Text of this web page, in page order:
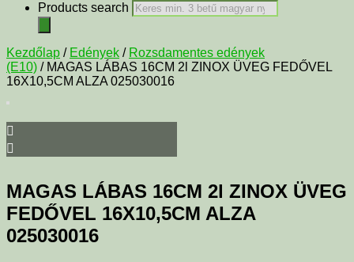
Products search
Kezdőlap / Edények / Rozsdamentes edények
(E10) / MAGAS LÁBAS 16CM 2l ZINOX ÜVEG FEDŐVEL
16X10,5CM ALZA 025030016
MAGAS LÁBAS 16CM 2l ZINOX ÜVEG
FEDŐVEL 16X10,5CM ALZA
025030016